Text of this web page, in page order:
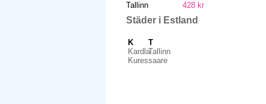
Tallinn
428 kr
Städer i Estland
K
Kardla
Kuressaare
T
Tallinn